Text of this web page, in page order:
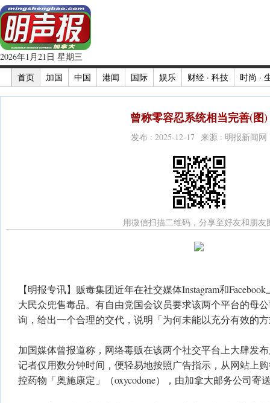
2026年1月21日 星期三
首页
加国 中国 港闻 国际 娱乐 财经 · 科技 时尚 ·
曾称零容忍系统相当完善(图)
发布 : 2025-12-17 来源 : 明报新闻网
用微信扫描二维码，分享至好友和朋友
【明报专讯】贩毒集团近年在社交媒体Instagram和
大民众兜售毒品。有自由党国会议员要求该两个平台的母
询，给出一个合理的交代，说明「为何未能以充分有效的
加国媒体曾报道称，网络毒贩在该两个社交平台上大肆发
记者仅用数分钟时间，便轻易地按照广告指示，从网站上
控药物「奥施康定」（oxycodone），由加拿大邮务公司寄